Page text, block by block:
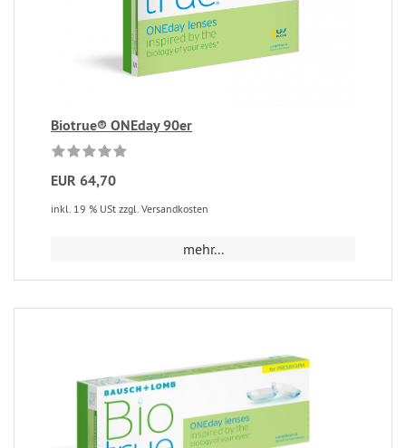
Biotrue® ONEday 90er
EUR 64,70
inkl. 19 % USt zzgl. Versandkosten
mehr...